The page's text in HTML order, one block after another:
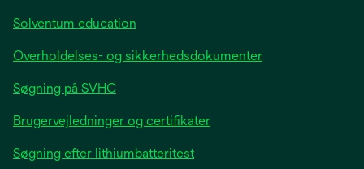
Solventum education
Overholdelses- og sikkerhedsdokumenter
Søgning på SVHC
Brugervejledninger og certifikater
Søgning efter lithiumbatteritest